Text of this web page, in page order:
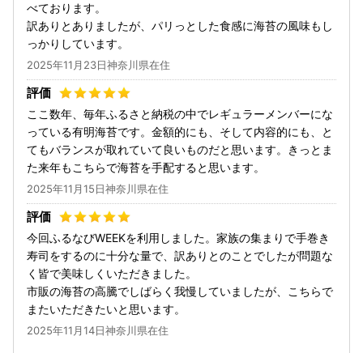
べております。
訳ありとありましたが、パリっとした食感に海苔の風味もし
っかりしています。
2025年11月23日神奈川県在住
ここ数年、毎年ふるさと納税の中でレギュラーメンバーにな
っている有明海苔です。金額的にも、そして内容的にも、と
てもバランスが取れていて良いものだと思います。きっとま
た来年もこちらで海苔を手配すると思います。
2025年11月15日神奈川県在住
今回ふるなびWEEKを利用しました。家族の集まりで手巻き
寿司をするのに十分な量で、訳ありとのことでしたが問題な
く皆で美味しくいただきました。
市販の海苔の高騰でしばらく我慢していましたが、こちらで
またいただきたいと思います。
2025年11月14日神奈川県在住